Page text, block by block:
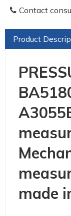
Contact
Product
made